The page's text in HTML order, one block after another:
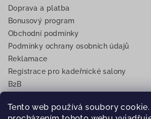
Tento web používá soubory
Doprava a platba
Bonusový program
Obchodní podmínky
Podmínky ochrany osobních údajů
Reklamace
Registrace pro kadeřnické salony
B2B